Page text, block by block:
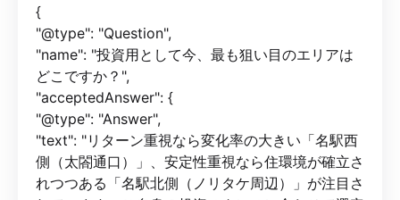
{
"@type": "Question",
"name": "投資用として今、最も狙い目のエリアは
どこですか？",
"acceptedAnswer": {
"@type": "Answer",
"text": "リターン重視なら変化率の大きい「名駅西
側（太閤通口）」、安定性重視なら住環境が確立さ
れつつある「名駅北側（ノリタケ周辺）」が注目さ